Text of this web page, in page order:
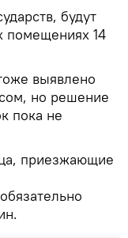
будут
помещениях 14
выявлено
но решение
пока не
приезжающие